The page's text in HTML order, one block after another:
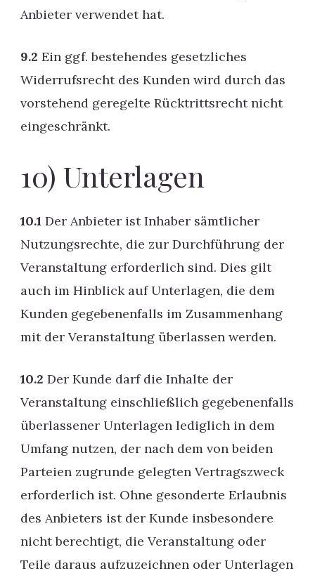
Anbieter verwendet hat.
9.2 Ein ggf. bestehendes gesetzliches
Widerrufsrecht des Kunden wird durch das
vorstehend geregelte Rücktrittsrecht nicht
eingeschränkt.
10) Unterlagen
10.1 Der Anbieter ist Inhaber sämtlicher
Nutzungsrechte, die zur Durchführung der
Veranstaltung erforderlich sind. Dies gilt
auch im Hinblick auf Unterlagen, die dem
Kunden gegebenenfalls im Zusammenhang
mit der Veranstaltung überlassen werden.
10.2 Der Kunde darf die Inhalte der
Veranstaltung einschließlich gegebenenfalls
überlassener Unterlagen lediglich in dem
Umfang nutzen, der nach dem von beiden
Parteien zugrunde gelegten Vertragszweck
erforderlich ist. Ohne gesonderte Erlaubnis
des Anbieters ist der Kunde insbesondere
nicht berechtigt, die Veranstaltung oder
Teile daraus aufzuzeichnen oder Unterlagen